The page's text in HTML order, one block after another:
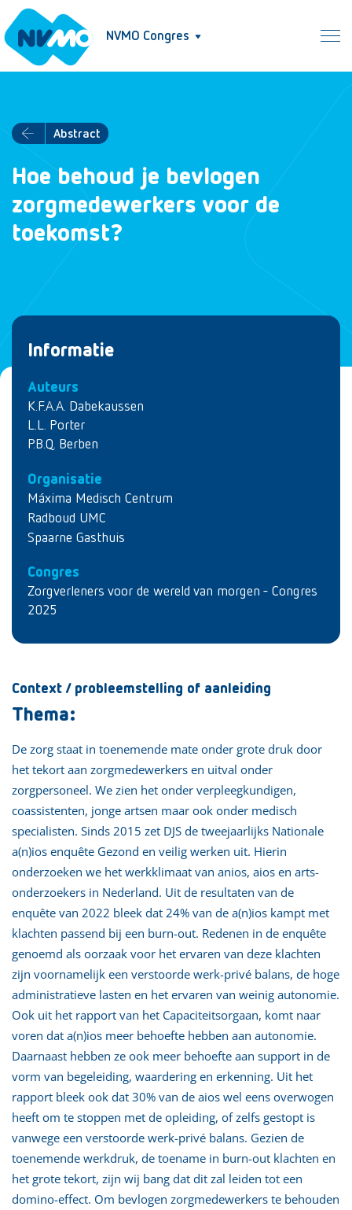
NVMO Congres
Abstract
Hoe behoud je bevlogen
zorgmedewerkers voor de
toekomst?
Informatie
Auteurs
K.F.A.A. Dabekaussen
L.L. Porter
P.B.Q. Berben
Organisatie
Máxima Medisch Centrum
Radboud UMC
Spaarne Gasthuis
Congres
Zorgverleners voor de wereld van morgen - Congres
2025
Context / probleemstelling of aanleiding
Thema:
De zorg staat in toenemende mate onder grote druk door
het tekort aan zorgmedewerkers en uitval onder
zorgpersoneel. We zien het onder verpleegkundigen,
coassistenten, jonge artsen maar ook onder medisch
specialisten. Sinds 2015 zet DJS de tweejaarlijks Nationale
a(n)ios enquête Gezond en veilig werken uit. Hierin
onderzoeken we het werkklimaat van anios, aios en arts-
onderzoekers in Nederland. Uit de resultaten van de
enquête van 2022 bleek dat 24% van de a(n)ios kampt met
klachten passend bij een burn-out. Redenen in de enquête
genoemd als oorzaak voor het ervaren van deze klachten
zijn voornamelijk een verstoorde werk-privé balans, de hoge
administratieve lasten en het ervaren van weinig autonomie.
Ook uit het rapport van het Capaciteitsorgaan, komt naar
voren dat a(n)ios meer behoefte hebben aan autonomie.
Daarnaast hebben ze ook meer behoefte aan support in de
vorm van begeleiding, waardering en erkenning. Uit het
rapport bleek ook dat 30% van de aios wel eens overwogen
heeft om te stoppen met de opleiding, of zelfs gestopt is
vanwege een verstoorde werk-privé balans. Gezien de
toenemende werkdruk, de toename in burn-out klachten en
het grote tekort, zijn wij bang dat dit zal leiden tot een
domino-effect. Om bevlogen zorgmedewerkers te behouden